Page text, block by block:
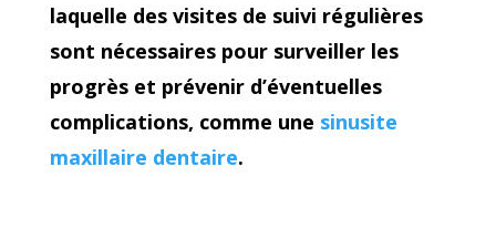
laquelle des visites de suivi régulières
sont nécessaires pour surveiller les
progrès et prévenir d’éventuelles
complications, comme une sinusite
maxillaire dentaire.